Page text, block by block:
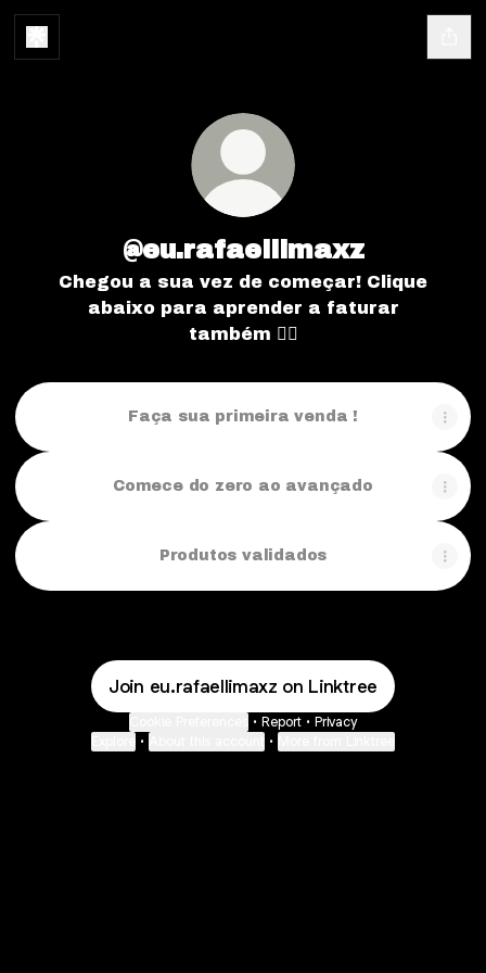
@eu.rafaellimaxz
Chegou a sua vez de começar! Clique
abaixo para aprender a faturar
também 👇🏽
Faça sua primeira venda !
Comece do zero ao avançado
Produtos validados
Join eu.rafaellimaxz on Linktree
• Report • Privacy
• •